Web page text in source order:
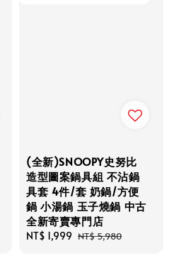
(全新)SNOOPY史努比
造型圖案鍋具組 不沾鍋
具套 4件/套 奶鍋/方便
鍋 小湯鍋 玉子燒鍋 中古
全新寄賣專門店
Sale
NT$ 1,999 Regular
NT$ 5,980